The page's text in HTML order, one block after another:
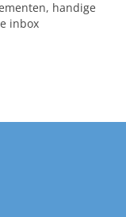
handige
inbox